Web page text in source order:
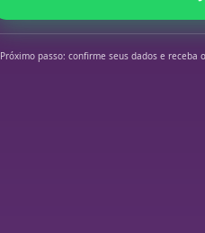
Próximo passo: confirme seus dados e receba